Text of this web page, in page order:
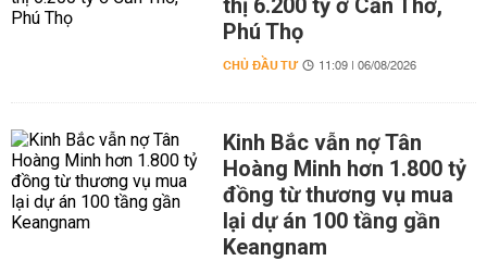
thị 6.200 tỷ ở Cần Thơ,
Phú Thọ
CHỦ ĐẦU TƯ 11:09 | 06/08/2026
Kinh Bắc vẫn nợ Tân
Hoàng Minh hơn 1.800 tỷ
đồng từ thương vụ mua
lại dự án 100 tầng gần
Keangnam